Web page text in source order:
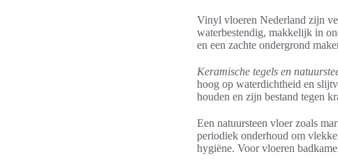
Vinyl vloeren Nederland zijn
waterbestendig, makkelijk in
en een zachte ondergrond
Keramische tegels en
hoog op waterdichtheid en
houden en zijn bestand tegen
Een natuursteen vloer zoals
periodiek onderhoud om
hygiëne. Voor vloeren